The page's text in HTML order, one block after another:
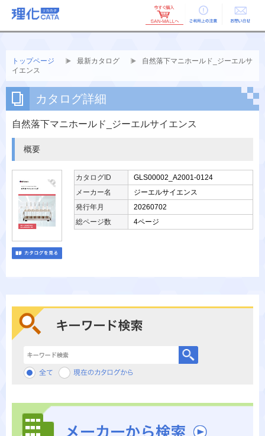
ご利用上の お問い合せ
トップページ 最新カタログ
自然落下マニホールド_ジーエルサ
イエンス
カタログ詳細
自然落下マニホールド_ジーエルサイエンス
概要
カタログID
GLS00002_A2001-0124
メーカー名
ジーエルサイエンス
発行年月
20260702
総ページ数
4ページ
キーワード検索